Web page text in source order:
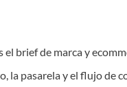
brief de marca y
la pasarela y el flujo de